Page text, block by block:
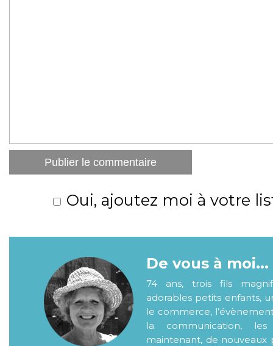
Oui, ajoutez moi à votre
De vous à moi...
74 ans, trois fils
adorables petits enfants,
le commerce,
la communication,
maintenant, de nouveaux